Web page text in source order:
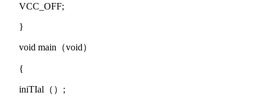
VCC_OFF;
}
void main（void）
{
iniTIal（）;